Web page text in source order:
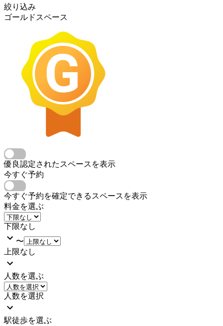
絞り込み
ゴールドスペース
優良認定されたスペースを表示
今すぐ予約
今すぐ予約を確定できるスペースを表示
料金を選ぶ
下限なし
〜
上限なし
人数を選ぶ
人数を選択
駅徒歩を選ぶ